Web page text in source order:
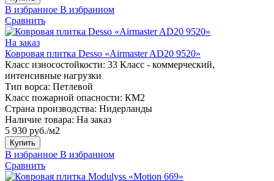
В избранное В избранном
Сравнить
На заказ
Ковровая плитка Desso «Airmaster AD20 9520»
Класс износостойкости: 33 Класс - коммерческий,
интенсивные нагрузки
Тип ворса: Петлевой
Класс пожарной опасности: КМ2
Страна производства: Нидерланды
Наличие товара: На заказ
5 930 руб./м2
Купить
В избранное В избранном
Сравнить